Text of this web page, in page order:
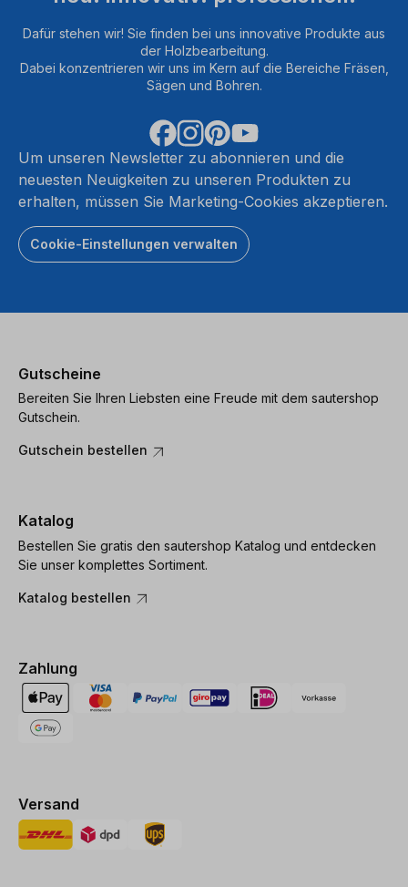
Dafür stehen wir! Sie finden bei uns innovative Produkte aus
der Holzbearbeitung.
Dabei konzentrieren wir uns im Kern auf die Bereiche Fräsen,
Sägen und Bohren.
Um unseren Newsletter zu abonnieren und die
neuesten Neuigkeiten zu unseren Produkten zu
erhalten, müssen Sie Marketing-Cookies akzeptieren.
Cookie-Einstellungen verwalten
Gutscheine
Bereiten Sie Ihren Liebsten eine Freude mit dem sautershop
Gutschein.
Gutschein bestellen
Katalog
Bestellen Sie gratis den sautershop Katalog und entdecken
Sie unser komplettes Sortiment.
Katalog bestellen
Zahlung
Versand